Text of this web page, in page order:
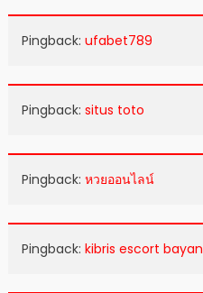
Pingback: ufabet789
Pingback: situs toto
Pingback: หวยออนไลน์
Pingback: kibris escort bayan